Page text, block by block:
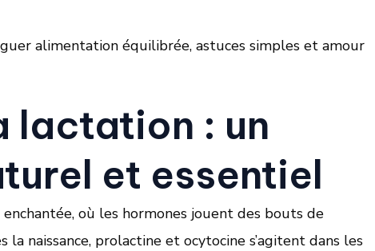
alimentation équilibrée, astuces simples et amour
lactation : un
et essentiel
où les hormones jouent des bouts de
naissance, prolactine et ocytocine s’agitent dans les